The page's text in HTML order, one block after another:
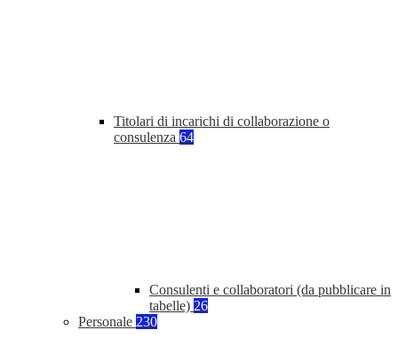
Titolari di incarichi di collaborazione o
consulenza 64
Consulenti e collaboratori (da pubblicare in
tabelle) 26
Personale 230